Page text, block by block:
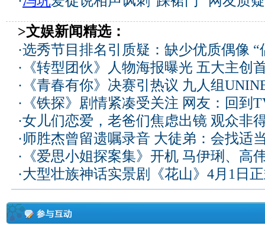
>文娱新闻精选：
·选秀节目排名引质疑：缺少优质偶像 “
· 《转型团伙》人物海报曝光 五大主创
· 《青春有你》决赛引热议 九人组
· 《铁探》剧情紧凑受关注 网友：回到
·女儿们恋爱，老爸们焦虑出镜 观众非
·师胜杰曾留遗嘱录音 大徒弟：会找适
· 《爱思小姐探案集》开机 马伊琍、高
·大型壮族神话实景剧《花山》4月1日